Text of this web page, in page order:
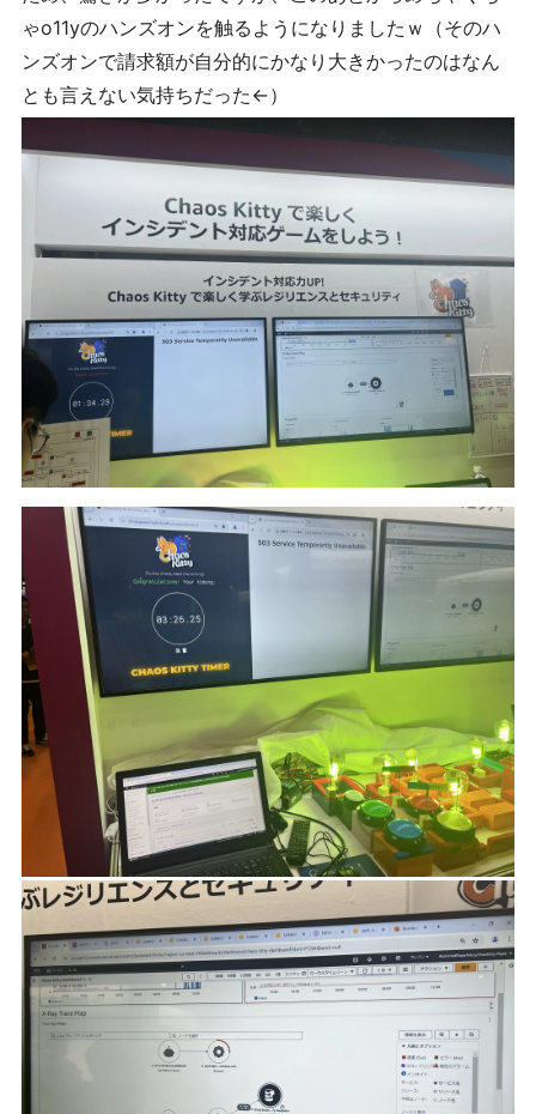
ゃo11yのハンズオンを触るようになりましたｗ（そのハ
ンズオンで請求額が自分的にかなり大きかったのはなん
とも言えない気持ちだった←）